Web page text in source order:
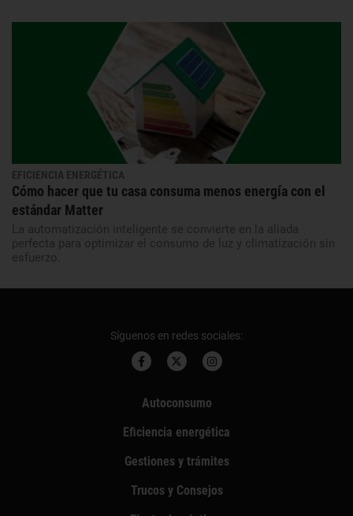
EFICIENCIA ENERGÉTICA
Cómo hacer que tu casa consuma menos energía con el
estándar Matter
La automatización inteligente se convierte en la aliada
perfecta para optimizar el consumo de luz y climatización sin
esfuerzo.
Síguenos en redes sociales:
Autoconsumo
Eficiencia energética
Gestiones y trámites
Trucos y Consejos